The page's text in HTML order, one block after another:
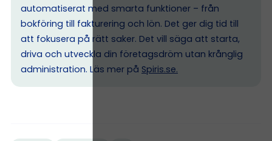
automatiserat med smarta funktioner – från
bokföring till fakturering och lön. Det ger dig tid till
att fokusera på rätt saker. Det vill säga att starta,
driva och utveckla din företagsdröm utan krånglig
administration. Läs mer på Spiris.se.